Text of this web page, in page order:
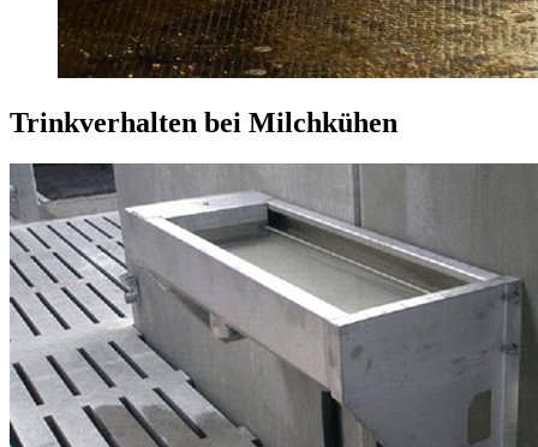
Trinkverhalten bei Milchkühen